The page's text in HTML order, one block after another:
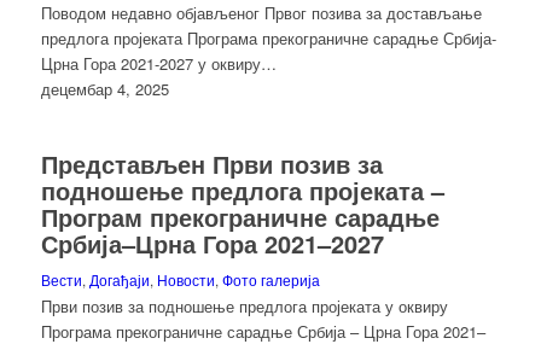
Поводом недавно објављеног Првог позива за достављање
предлога пројеката Програма прекограничне сарадње Србија-
Црна Гора 2021-2027 у оквиру…
децембар 4, 2025
Представљен Први позив за
подношење предлога пројеката –
Програм прекограничне сарадње
Србија–Црна Гора 2021–2027
Вести, Догађаји, Новости, Фото галерија
Први позив за подношење предлога пројеката у оквиру
Програма прекограничне сарадње Србија – Црна Гора 2021–